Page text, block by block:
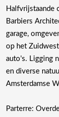
Halfvrijstaande
Barbiers
garage,
op het
auto's. Ligging
en diverse
Parterre: